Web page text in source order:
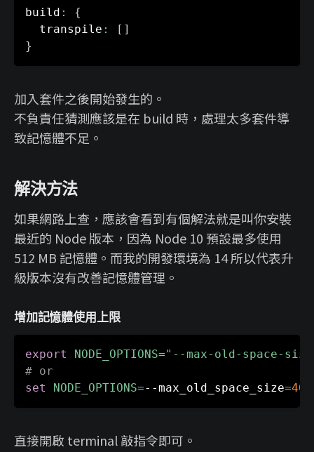
build :
{
  transpile
: [ ]
}
加入套件之後開始發生的。
不負責任猜測應該是在 build 時，處理太多套件導
致記憶體不足。
解決方法
如果網路上查，應該會看到有個解法就是叫你安裝
最近的 Node 版本，因為 Node 10 預設最多使用
512 MB 記憶體。而我的開發環境為 14 所以代表升
級版本沒有改善記憶體管理。
增加記憶體使用上限
export NODE_OPTIONS="--max-old-space-
# or
set
NODE_OPTIONS=--max_old_space_size=
直接開啟 terminal 敲指令即可。